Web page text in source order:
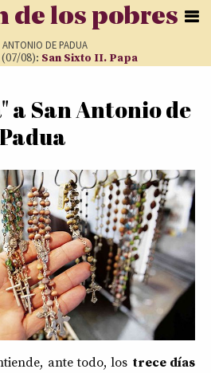
de los pobres
ANTONIO DE PADUA
08): San Sixto II. Papa
a San Antonio de
Padua
ante todo, los trece días